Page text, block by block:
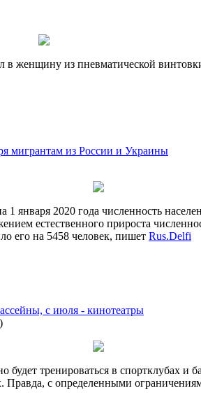
женщину из пневматической
мигрантам из России и Украины
января 2020 года численность
естественного прироста
его на 5458 человек, пишет Rus.Delfi
с июля - кинотеатры
)
тренироваться в спортклубах и
с определенными